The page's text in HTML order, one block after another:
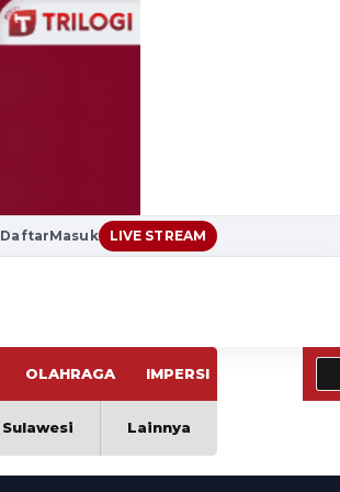
DaftarMasuk LIVE STREAM
OLAHRAGA IMPERSI
Sulawesi Lainnya